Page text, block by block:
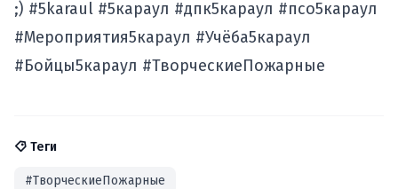
;) #5karaul #5караул #дпк5караул #псо5караул
#Мероприятия5караул #Учёба5караул
#Бойцы5караул #ТворческиеПожарные
Теги
#ТворческиеПожарные